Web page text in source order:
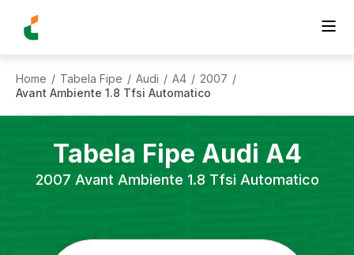
Home / Tabela Fipe / Audi / A4 / 2007 /
Avant Ambiente 1.8 Tfsi Automatico
Tabela Fipe Audi A4
2007 Avant Ambiente 1.8 Tfsi Automatico